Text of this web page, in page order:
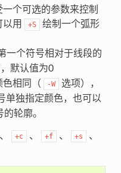
个可选的参数来控制
用
+S
绘制一个弧形
一个符号相对于线段的
默认值为0
色相同（
-W
选项），
单独指定颜色，也可以
轮廓。
、 +c 、 +f 、 +s 、